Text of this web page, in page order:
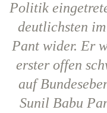
Politik
deutlichsten
Pant wider. Er
erster offen
auf
Sunil Babu